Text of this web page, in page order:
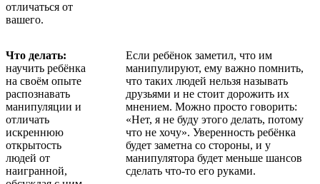
отличаться от
вашего.
Что делать:
научить ребёнка
на своём опыте
распознавать
манипуляции и
отличать
искреннюю
открытость
людей от
наигранной,
Если ребёнок заметил, что им
манипулируют, ему важно помнить,
что таких людей нельзя называть
друзьями и не стоит дорожить их
мнением. Можно просто говорить:
«Нет, я не буду этого делать, потому
что не хочу». Уверенность ребёнка
будет заметна со стороны, и у
манипулятора будет меньше шансов
сделать что-то его руками.